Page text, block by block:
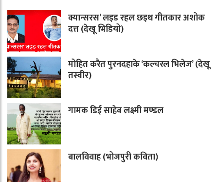
क्यान्सरस’ लइड रहल छइथ गीतकार अशोक
दत्त (देखू भिडियो)
मोहित करैत पुरनदहाके ‘कल्चरल भिलेज’ (देखू
तस्वीर)
गामक डिई साहेब लक्ष्मी मण्डल
बालविवाह (भोजपुरी कविता)